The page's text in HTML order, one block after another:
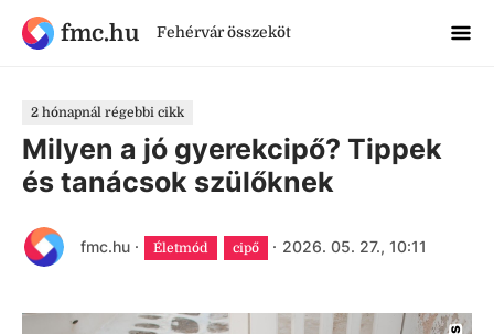
fmc.hu Fehérvár összeköt
2 hónapnál régebbi cikk
Milyen a jó gyerekcipő? Tippek
és tanácsok szülőknek
fmc.hu · Életmód cipő · 2026. 05. 27., 10:11